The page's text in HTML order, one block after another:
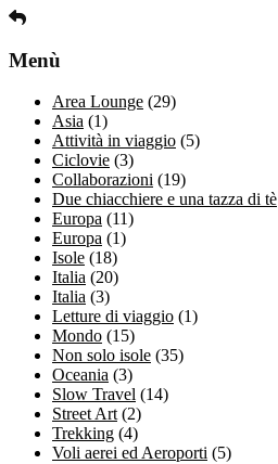
Menù
Area Lounge (29)
Asia (1)
Attività in viaggio (5)
Ciclovie (3)
Collaborazioni (19)
Due chiacchiere e una tazza di tè
Europa (11)
Europa (1)
Isole (18)
Italia (20)
Italia (3)
Letture di viaggio (1)
Mondo (15)
Non solo isole (35)
Oceania (3)
Slow Travel (14)
Street Art(2)
Trekking (4)
Voli aerei ed Aeroporti (5)